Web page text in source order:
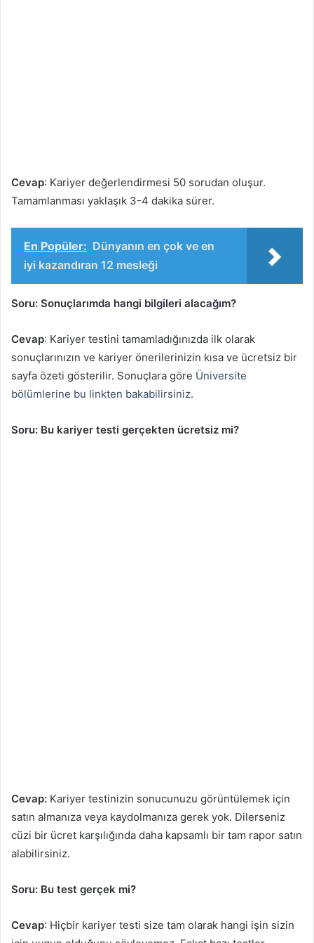
Cevap: Kariyer değerlendirmesi 50 sorudan oluşur.
Tamamlanması yaklaşık 3-4 dakika sürer.
En Popüler: Dünyanın en çok ve en
iyi kazandıran 12 mesleği
Soru: Sonuçlarımda hangi bilgileri alacağım?
Cevap: Kariyer testini tamamladığınızda ilk olarak
sonuçlarınızın ve kariyer önerilerinizin kısa ve ücretsiz bir
sayfa özeti gösterilir. Sonuçlara göre Üniversite
bölümlerine bu linkten bakabilirsiniz.
Soru: Bu kariyer testi gerçekten ücretsiz mi?
Cevap: Kariyer testinizin sonucunuzu görüntülemek için
satın almanıza veya kaydolmanıza gerek yok. Dilerseniz
cüzi bir ücret karşılığında daha kapsamlı bir tam rapor satın
alabilirsiniz.
Soru: Bu test gerçek mi?
Cevap: Hiçbir kariyer testi size tam olarak hangi işin sizin